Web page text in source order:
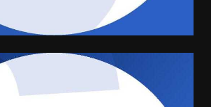
cittadina di Fratelli d’Italia,
pronta a tornare in Consiglio
comunale
6 Agosto 2026 08:00